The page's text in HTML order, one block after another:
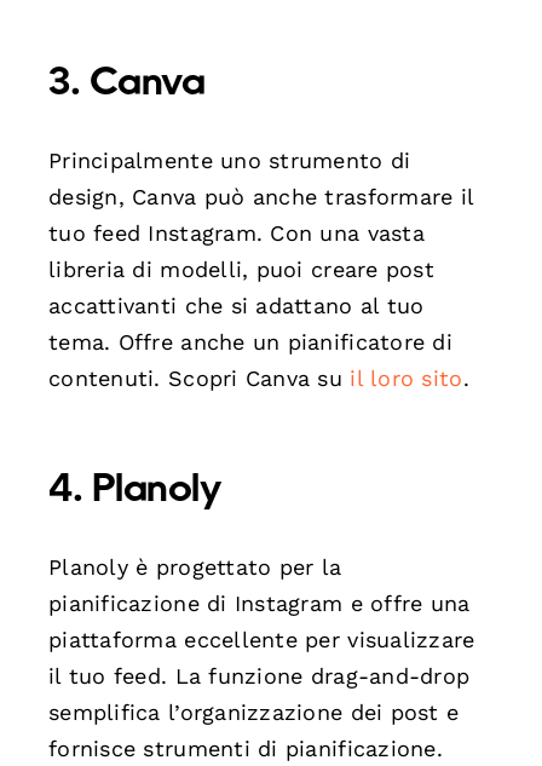
3. Canva
Principalmente uno strumento di
design, Canva può anche trasformare il
tuo feed Instagram. Con una vasta
libreria di modelli, puoi creare post
accattivanti che si adattano al tuo
tema. Offre anche un pianificatore di
contenuti. Scopri Canva su il loro sito.
4. Planoly
Planoly è progettato per la
pianificazione di Instagram e offre una
piattaforma eccellente per visualizzare
il tuo feed. La funzione drag-and-drop
semplifica l’organizzazione dei post e
fornisce strumenti di pianificazione.